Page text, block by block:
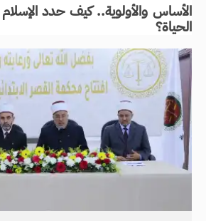
الأساس والأولوية.. كيف حدد الإسلام
الحياة؟